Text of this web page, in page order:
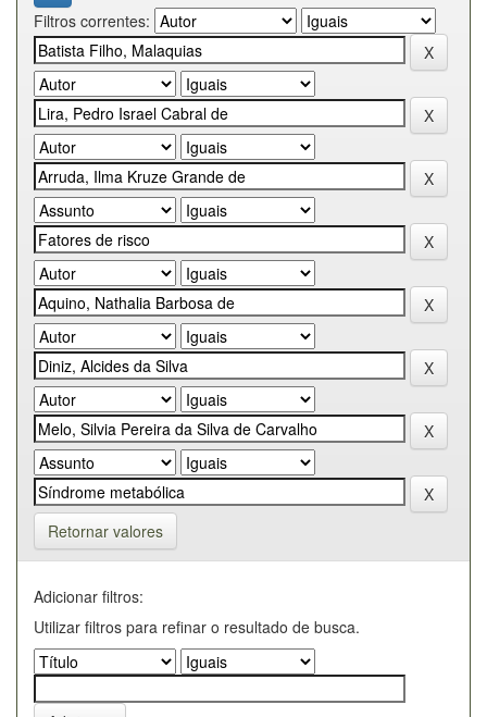
Filtros correntes:
Retornar valores
Adicionar filtros:
Utilizar filtros para refinar o resultado de busca.